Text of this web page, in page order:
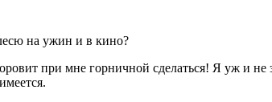
на ужин и в кино?
при мне горничной сделаться! Я уж и не